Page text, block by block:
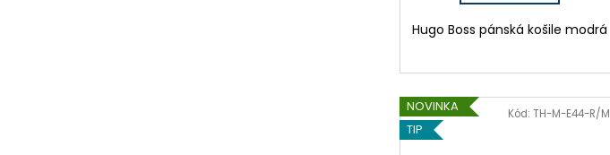
Hugo Boss pánská košile modrá
NOVINKA
TIP
Kód:TH-M-E44-R/M